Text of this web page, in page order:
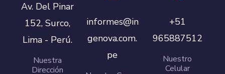
Av. Del Pinar
152, Surco,
Lima - Perú.
Nuestra
Dirección
informes@in
genova.com.
pe
+51
965887512
Nuestro
Celular